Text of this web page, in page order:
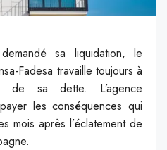
sa liquidation, le
Fadesa travaille toujours à
de sa dette. L’agence
les conséquences qui
mois après l’éclatement de